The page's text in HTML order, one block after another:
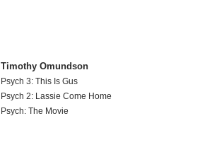
Timothy Omundson
Psych 3: This Is Gus
Psych 2: Lassie Come Home
Psych: The Movie